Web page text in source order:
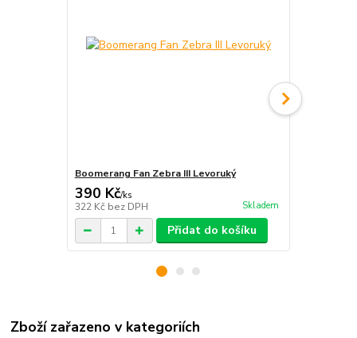
Boomerang Fan Zebra III Levoruký
390 Kč/ks
322 Kč bez DPH Skladem
Přidat do košíku
Zboží zařazeno v kategoriích